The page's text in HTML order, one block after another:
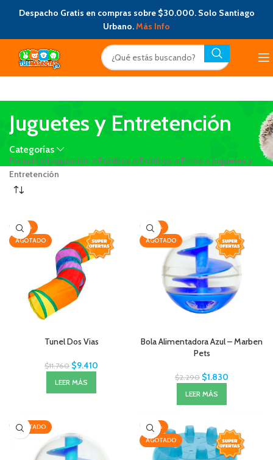
Despacho Gratis en compras sobre $30.000. Solo Santiago
Urbano.Más Info
Juguetes y Entretención
Categorías
Portada »Liquidación »Exóticos »Exóticos »Erizos » Juguetes y
Entretención
-20%
AGOTADO
Tunel Dos Vias
$11.760 $9.410
LEER MÁS
-20%
AGOTADO
Bola Alimentadora Azul – Marben
Pets
$2.290 $1.830
LEER MÁS
AGOTADO
-20%
AGOTADO